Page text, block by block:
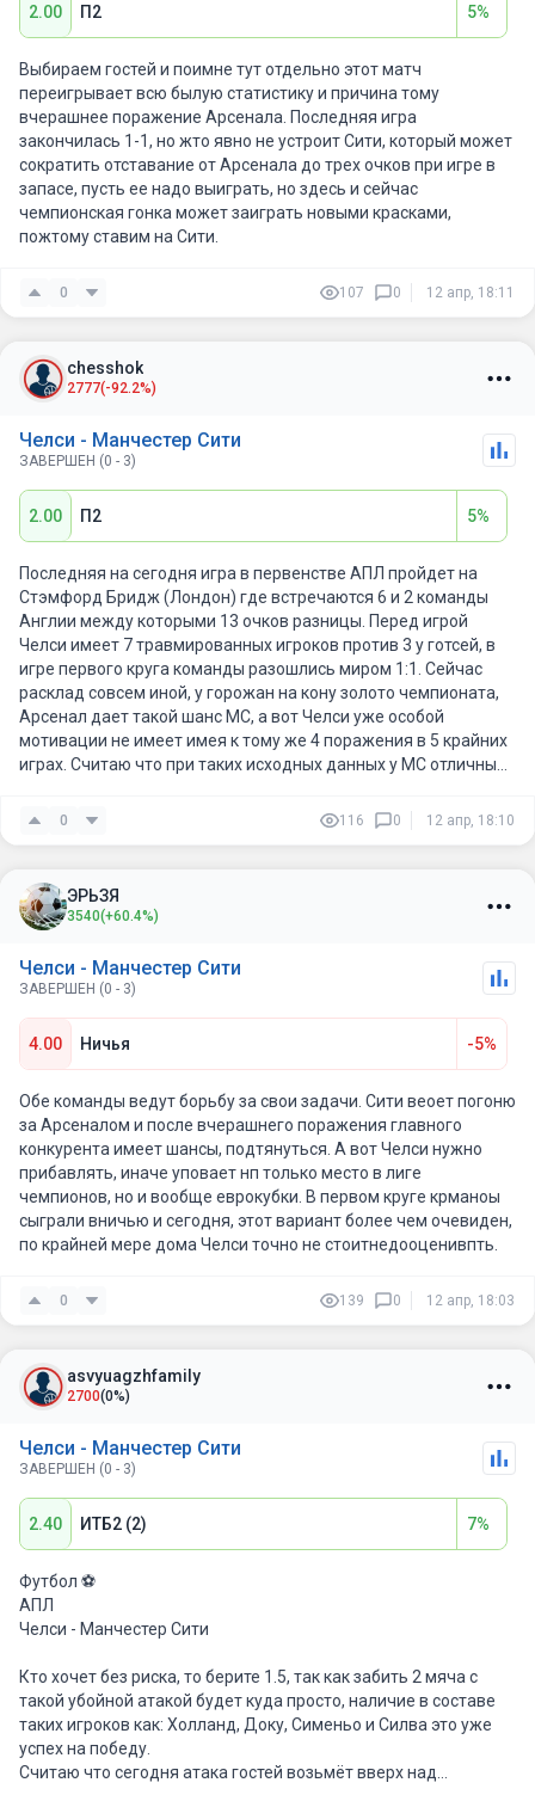
2.00 П2 5%
Выбираем гостей и поимне тут отдельно этот матч
переигрывает всю былую статистику и причина тому
вчерашнее поражение Арсенала. Последняя игра
закончилась 1-1, но жто явно не устроит Сити, который может
сократить отставание от Арсенала до трех очков при игре в
запасе, пусть ее надо выиграть, но здесь и сейчас
чемпионская гонка может заиграть новыми красками,
пожтому ставим на Сити.
0 107 0 12 апр, 18:11
chesshok
2777(-92.2%)
Челси - Манчестер Сити
ЗАВЕРШЕН (0 - 3)
2.00 П2 5%
Последняя на сегодня игра в первенстве АПЛ пройдет на
Стэмфорд Бридж (Лондон) где встречаются 6 и 2 команды
Англии между которыми 13 очков разницы. Перед игрой
Челси имеет 7 травмированных игроков против 3 у готсей, в
игре первого круга команды разошлись миром 1:1. Сейчас
расклад совсем иной, у горожан на кону золото чемпионата,
Арсенал дает такой шанс МС, а вот Челси уже особой
мотивации не имеет имея к тому же 4 поражения в 5 крайних
играх. Считаю что при таких исходных данных у МС отличные
0 116 0 12 апр, 18:10
ЭРЬЗЯ
3540(+60.4%)
Челси - Манчестер Сити
ЗАВЕРШЕН (0 - 3)
4.00 Ничья -5%
Обе команды ведут борьбу за свои задачи. Сити веоет погоню
за Арсеналом и после вчерашнего поражения главного
конкурента имеет шансы, подтянуться. А вот Челси нужно
прибавлять, иначе уповает нп только место в лиге
чемпионов, но и вообще еврокубки. В первом круге крманоы
сыграли вничью и сегодня, этот вариант более чем очевиден,
по крайней мере дома Челси точно не стоитнедооценивпть.
0 139 0 12 апр, 18:03
asvyuagzhfamily
2700(0%)
Челси - Манчестер Сити
ЗАВЕРШЕН (0 - 3)
2.40 ИТБ2 (2) 7%
Футбол ⚽️
АПЛ
Челси - Манчестер Сити
Кто хочет без риска, то берите 1.5, так как забить 2 мяча с
такой убойной атакой будет куда просто, наличие в составе
таких игроков как: Холланд, Доку, Сименьо и Силва это уже
успех на победу.
Считаю что сегодня атака гостей возьмёт вверх над